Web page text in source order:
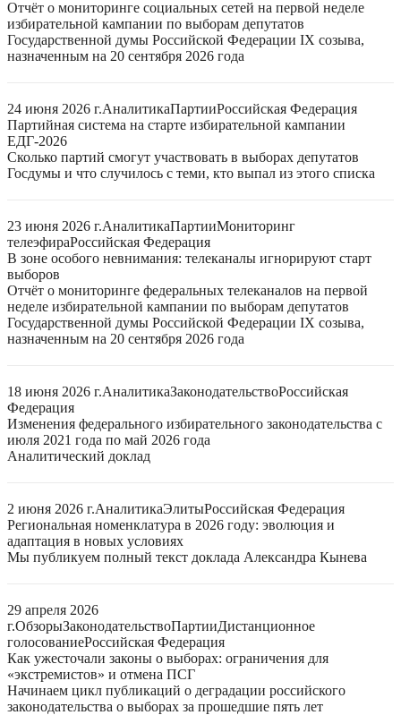
Отчёт о мониторинге социальных сетей на первой неделе
избирательной кампании по выборам депутатов
Государственной думы Российской Федерации IX созыва,
назначенным на 20 сентября 2026 года
24 июня 2026 г.АналитикаПартииРоссийская Федерация
Партийная система на старте избирательной кампании
ЕДГ-2026
Сколько партий смогут участвовать в выборах депутатов
Госдумы и что случилось с теми, кто выпал из этого списка
23 июня 2026 г.АналитикаПартииМониторинг
телеэфираРоссийская Федерация
В зоне особого невнимания: телеканалы игнорируют старт
выборов
Отчёт о мониторинге федеральных телеканалов на первой
неделе избирательной кампании по выборам депутатов
Государственной думы Российской Федерации IX созыва,
назначенным на 20 сентября 2026 года
18 июня 2026 г.АналитикаЗаконодательствоРоссийская
Федерация
Изменения федерального избирательного законодательства с
июля 2021 года по май 2026 года
Аналитический доклад
2 июня 2026 г.АналитикаЭлитыРоссийская Федерация
Региональная номенклатура в 2026 году: эволюция и
адаптация в новых условиях
Мы публикуем полный текст доклада Александра Кынева
29 апреля 2026
г.ОбзорыЗаконодательствоПартииДистанционное
голосованиеРоссийская Федерация
Как ужесточали законы о выборах: ограничения для
«экстремистов» и отмена ПСГ
Начинаем цикл публикаций о деградации российского
законодательства о выборах за прошедшие пять лет